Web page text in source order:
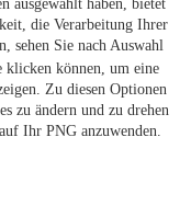
ausgewählt haben, bietet
die Verarbeitung Ihrer
sehen Sie nach Auswahl
können, um eine
Zu diesen Optionen
zu ändern und zu drehen
Ihr PNG anzuwenden.